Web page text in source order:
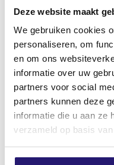
Deze website maakt
We gebruiken cookies
personaliseren, om
en om ons
informatie over uw
partners voor social
partners kunnen deze
informatie die u aan ze
verzameld op basis
facilite le montage.
€0,89
excl. BTW:€0,74
En stock